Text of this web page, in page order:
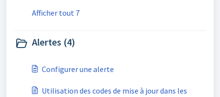
Afficher tout 7
Alertes (4)
Configurer une alerte
Utilisation des codes de mise à jour dans les